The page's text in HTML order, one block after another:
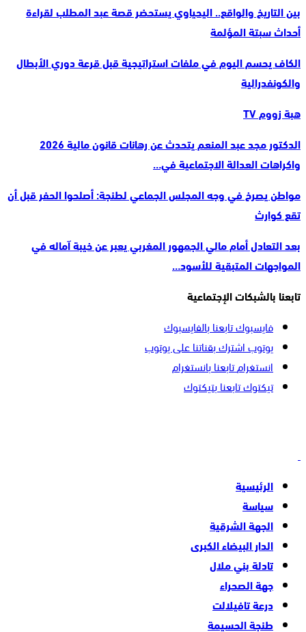
بين التاريخ والواقع.. اليحياوي يستحضر قصة عبد المطلب لقراءة
أحداث سبتة المؤلمة
الكاف يحسم اليوم في ملفات استراتيجية قبل قرعة دوري الأبطال
والكونفدرالية
هبة زووم TV
الدكتور مجد عبد المنعم يتحدث عن رهانات قانون مالية 2026
واكراهات العدالة الاجتماعية في…
مواطن يصرخ في وجه المجلس الجماعي لطنجة: أصلحوا الحفر قبل أن
تقع كوارث
بعد التعادل أمام مالي الجمهور المغربي يعبر عن خيبة آماله في
المواجهات المتبقية للأسود…
تابعنا بالشبكات الإجتماعية
فايسبوكتابعنا بالفايسبوك
يوتوباشترك بقناتنا على يوتوب
انستغرامتابعنا بانستغرام
تيكتوكتابعنا بتيكتوك
الرئيسية
سياسة
الجهة الشرقية
الدار البيضاء الكبرى
تادلة بني ملال
جهة الصحراء
درعة تافيلالت
طنجة الحسيمة